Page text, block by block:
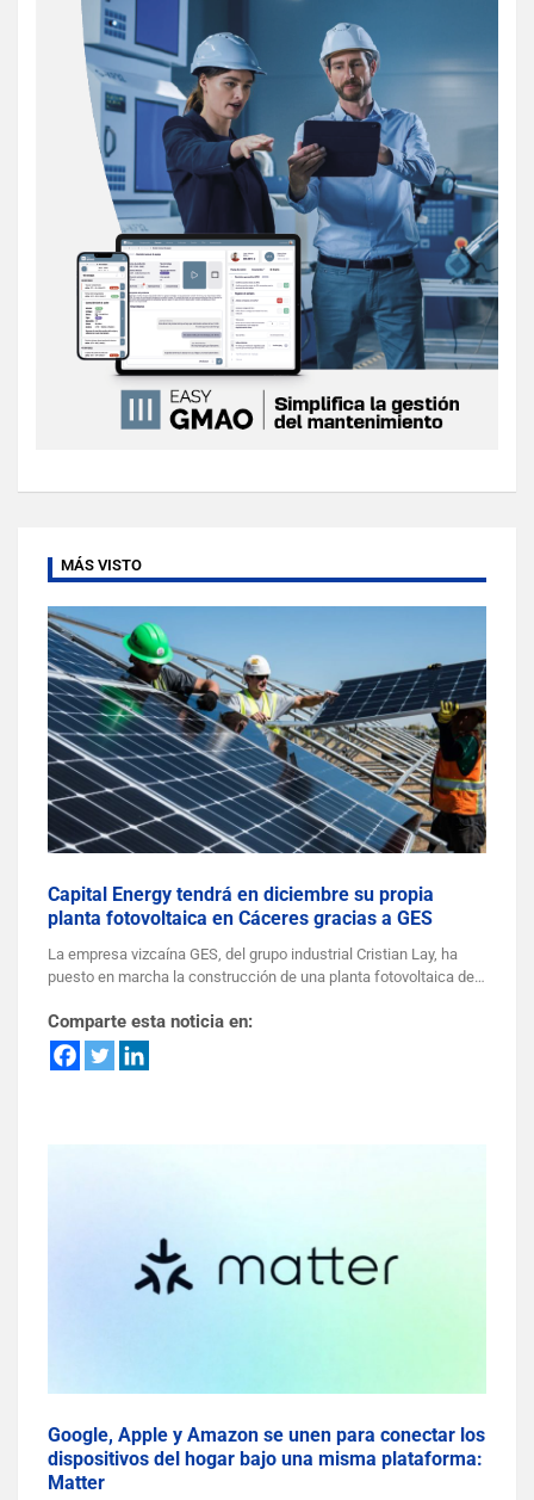
MÁS VISTO
Capital Energy tendrá en diciembre su propia
planta fotovoltaica en Cáceres gracias a GES
La empresa vizcaína GES, del grupo industrial Cristian Lay, ha
puesto en marcha la construcción de una planta fotovoltaica de…
Comparte esta noticia en:
Google, Apple y Amazon se unen para conectar los
dispositivos del hogar bajo una misma plataforma:
Matter